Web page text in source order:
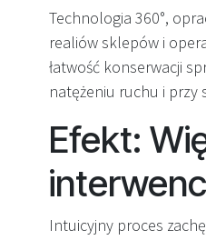
Technologia 360°,
realiów sklepów i
łatwość konserwacji
natężeniu ruchu i przy
Efekt:
Intuicyjny proces